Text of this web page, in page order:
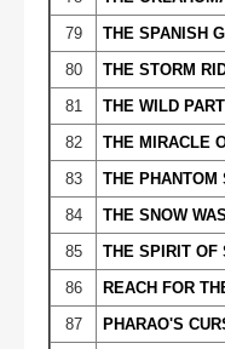
79
THE SPANISH
80
THE STORM
81
THE WILD
82
THE MIRACLE
83
THE
84
THE SNOW
85
THE SPIRIT
86
REACH FOR
87
PHARAO'S